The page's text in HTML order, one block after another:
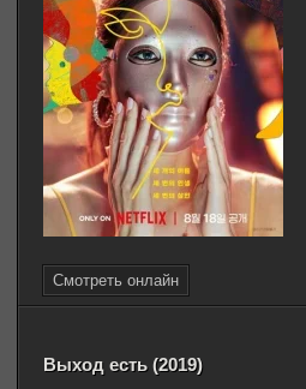
Смотреть онлайн
Выход есть (2019)